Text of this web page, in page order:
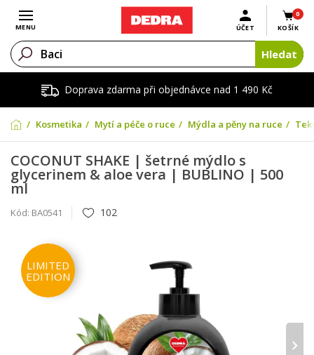
Doprava zdarma při objednávce nad 1 490 Kč
Otevřít menu
MENU
0
KOŠÍK
ÚČET
Hledat
Kosmetika Mytí a péče o ruce Mýdla a pěny na ruce
COCONUT SHAKE | šetrné mýdlo s
glycerinem & aloe vera | BUBLINO | 500
ml
Kód: BA0541 102
LIMITED
EDITION
›